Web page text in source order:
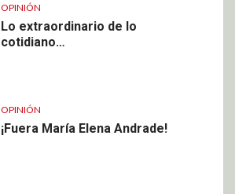
OPINIÓN
Lo extraordinario de lo
cotidiano…
OPINIÓN
¡Fuera María Elena Andrade!